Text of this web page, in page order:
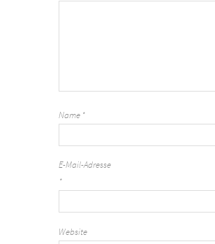
Name *
E-Mail-Adresse
*
Website